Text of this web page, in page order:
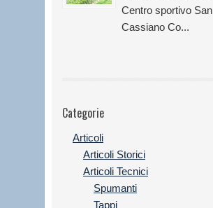
Centro sportivo San
Cassiano Co...
Categorie
Articoli
Articoli Storici
Articoli Tecnici
Spumanti
Tappi